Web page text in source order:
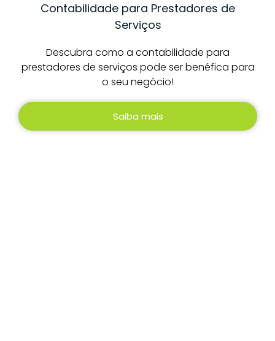
Contabilidade para Prestadores de
Serviços
Descubra como a contabilidade para
prestadores de serviços pode ser benéfica para
o seu negócio!
Saiba mais